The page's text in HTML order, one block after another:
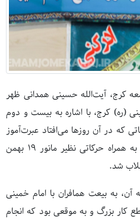
کرج، آیت‌الله حسینی همدانی ظهر
(ره) کرج، با اشاره به بیست و دوم
که در آن روزها می‌افتاد عبرت‌آموز
بود و رهبری‌های حضرت امام رحمه‌الله علیه و اطاعت مردم در کمال وحدت و انسجام، به همراه حرکاتی نظیر مانور ۱۹ بهمن
شد.
به بیعت همافران با امام خمینی
در آن مقطع کار بزرگ و به موقعی بود که انجام